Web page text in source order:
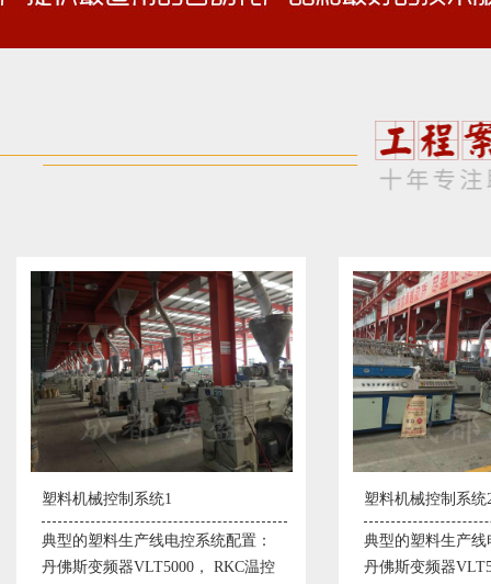
电控系统配置：
， RKC温控
典型的塑料生产线电控系统配置：
丹佛斯变频器VLT5000， RKC温控